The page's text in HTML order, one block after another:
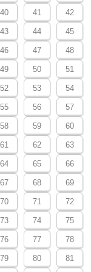
40 41 42
43 44 45
46 47 48
49 50 51
52 53 54
55 56 57
58 59 60
61 62 63
64 65 66
67 68 69
70 71 72
73 74 75
76 77 78
79 80 81